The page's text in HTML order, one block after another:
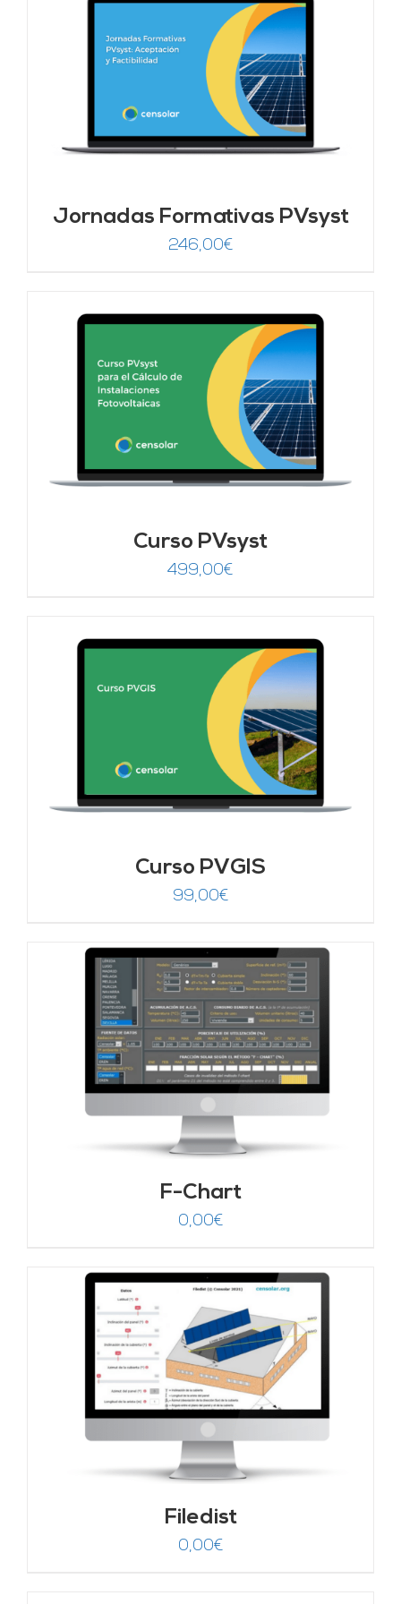
Jornadas Formativas PVsyst
246,00€
Curso PVsyst
499,00€
Curso PVGIS
99,00€
F-Chart
0,00€
Filedist
0,00€